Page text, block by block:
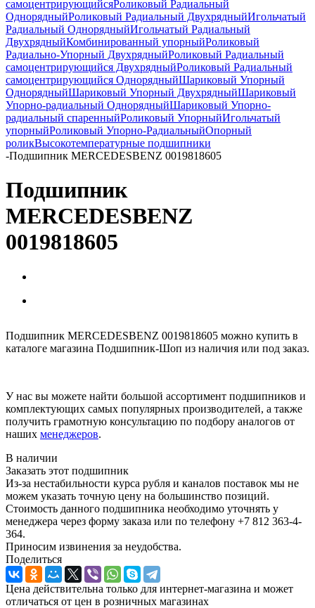
самоцентрирующийсяРоликовый Радиальный
ОднорядныйРоликовый Радиальный ДвухрядныйИгольчатый
Радиальный ОднорядныйИгольчатый Радиальный
ДвухрядныйКомбинированный упорныйРоликовый
Радиально-Упорный ДвухрядныйРоликовый Радиальный
самоцентрирующийся ДвухрядныйРоликовый Радиальный
самоцентрирующийся ОднорядныйШариковый Упорный
ОднорядныйШариковый Упорный ДвухрядныйШариковый
Упорно-радиальный ОднорядныйШариковый Упорно-
радиальный спаренныйРоликовый УпорныйИгольчатый
упорныйРоликовый Упорно-РадиальныйОпорный
роликВысокотемпературные подшипники
-Подшипник MERCEDESBENZ 0019818605
Подшипник
MERCEDESBENZ
0019818605
Подшипник MERCEDESBENZ 0019818605 можно купить в
каталоге магазина Подшипник-Шоп из наличия или под заказ.
У нас вы можете найти большой ассортимент подшипников и
комплектующих самых популярных производителей, а также
получить грамотную консультацию по подбору аналогов от
наших менеджеров.
В наличии
Заказать этот подшипник
Из-за нестабильности курса рубля и каналов поставок мы не
можем указать точную цену на большинство позиций.
Стоимость данного подшипника необходимо уточнять у
менеджера через форму заказа или по телефону +7 812 363-4-
364.
Приносим извинения за неудобства.
Поделиться
Цена действительна только для интернет-магазина и может
отличаться от цен в розничных магазинах